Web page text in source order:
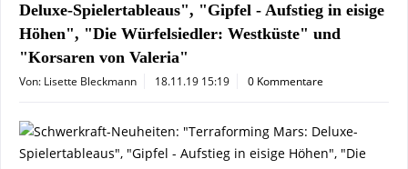
Deluxe-Spielertableaus", "Gipfel - Aufstieg in eisige
Höhen", "Die Würfelsiedler: Westküste" und
"Korsaren von Valeria"
Von: Lisette Bleckmann 18.11.19 15:19 0 Kommentare